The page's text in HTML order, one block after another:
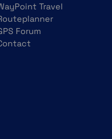
berichten en
wanneer
Travel
Forum